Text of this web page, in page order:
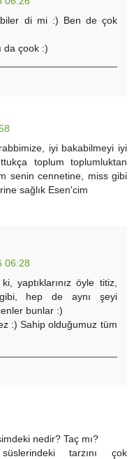
di mi :) Ben de çok
da çook :)
iyi bakabilmeyi iyi
toplum toplumluktan
senin cennetine, miss gibi
sağlık Esen'cim
06:28
yaptıklarınız öyle titiz,
hep de aynı şeyi
bunlar :)
:) Sahip olduğumuz tüm
nedir? Taç mı?
tarzını çok